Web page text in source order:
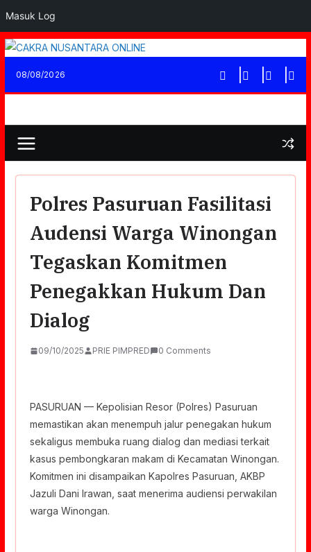
Masuk Log
Skip
content
08/08/2026
Polres Pasuruan Fasilitasi
Audensi Warga Winongan
Tegaskan Komitmen
Penegakkan Hukum Dan
Dialog
09/10/2025 PRIE PIMPRED 0 Comments
PASURUAN — Kepolisian Resor (Polres) Pasuruan
memastikan akan menempuh jalur penegakan hukum
sekaligus membuka ruang dialog dan mediasi terkait
kasus pembongkaran makam di Kecamatan Winongan.
Komitmen ini disampaikan Kapolres Pasuruan, AKBP
Jazuli Dani Irawan, saat menerima audiensi perwakilan
warga Winongan.